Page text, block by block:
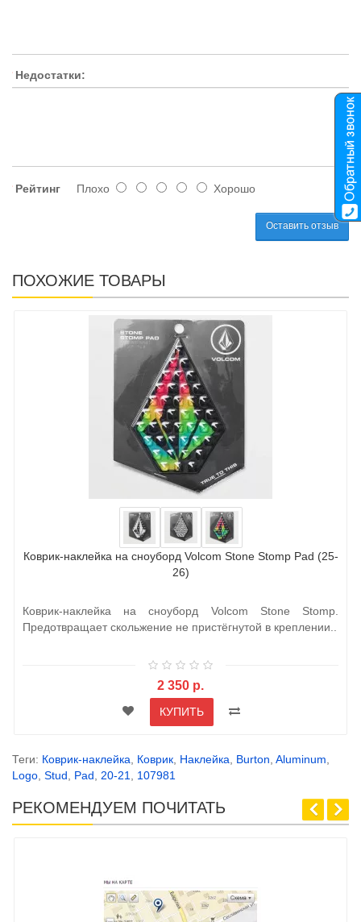
Недостатки:
Рейтинг Плохо Хорошо
Оставить отзыв
ПОХОЖИЕ ТОВАРЫ
Коврик-наклейка на сноуборд Volcom Stone Stomp Pad (25-
26)
Коврик-наклейка на сноуборд Volcom Stone Stomp.
Предотвращает скольжение не пристёгнутой в креплении..
2 350 р.
КУПИТЬ
Теги: Коврик-наклейка Коврик Наклейка Burton Aluminum
Logo Stud Pad 20-21 107981
РЕКОМЕНДУЕМ ПОЧИТАТЬ